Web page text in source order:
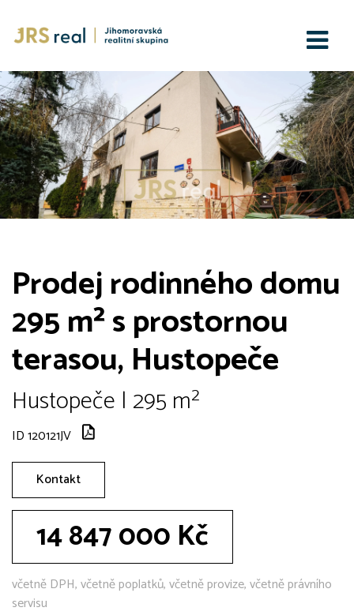
Prodej rodinného domu
295 m² s prostornou
terasou, Hustopeče
Hustopeče | 295 m²
ID 120121JV
Kontakt
14 847 000 Kč
včetně DPH, včetně poplatků, včetně provize, včetně právního
servisu